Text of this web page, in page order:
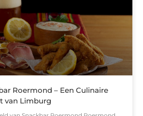
Roermond – Een Culinaire
van Limburg